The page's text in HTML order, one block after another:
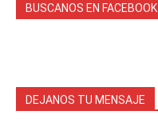
BUSCANOS EN FACEBOOK
DEJANOS TU MENSAJE